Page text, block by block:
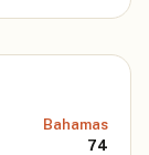
Bahamas
74